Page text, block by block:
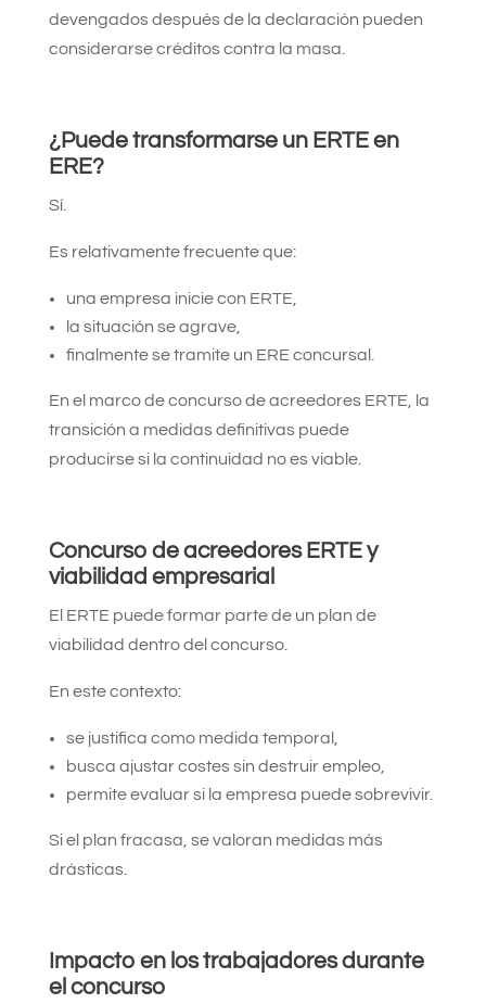
devengados después de la declaración pueden
considerarse créditos contra la masa.
¿Puede transformarse un ERTE en
ERE?
Sí.
Es relativamente frecuente que:
una empresa inicie con ERTE,
la situación se agrave,
finalmente se tramite un ERE concursal.
En el marco de concurso de acreedores ERTE, la
transición a medidas definitivas puede
producirse si la continuidad no es viable.
Concurso de acreedores ERTE y
viabilidad empresarial
El ERTE puede formar parte de un plan de
viabilidad dentro del concurso.
En este contexto:
se justifica como medida temporal,
busca ajustar costes sin destruir empleo,
permite evaluar si la empresa puede sobrevivir.
Si el plan fracasa, se valoran medidas más
drásticas.
Impacto en los trabajadores durante
el concurso